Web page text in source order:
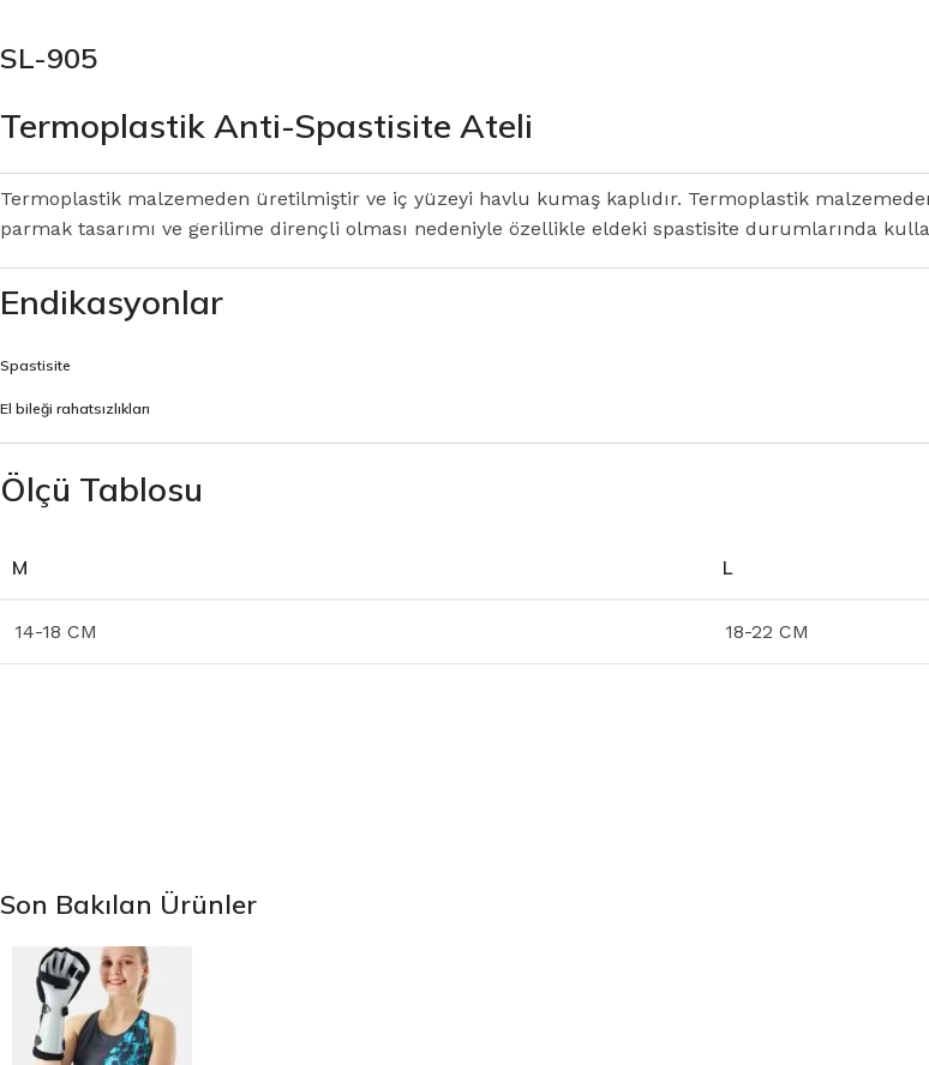
SL-905
Termoplastik Anti-Spastisite Ateli
Termoplastik malzemeden üretilmiştir ve iç yüzeyi havlu kumaş kaplıdır. Termoplastik
parmak tasarımı ve gerilime dirençli olması nedeniyle özellikle eldeki spastisite durumlarında
Endikasyonlar
Spastisite
El bileği rahatsızlıkları
Ölçü Tablosu
M L
14-18 CM 18-22 CM
Son Bakılan Ürünler